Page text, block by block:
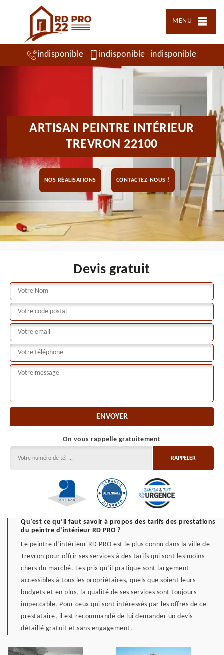
MENU
indisponible indisponible indisponible
ARTISAN PEINTRE INTÉRIEUR
TREVRON 22100
NOS RÉALISATIONS CONTACTEZ-NOUS !
Devis gratuit
On vous rappelle gratuitement
Qu’est ce qu’il faut savoir à propos des tarifs des prestations
du peintre d’intérieur RD PRO ?
Le peintre d’intérieur RD PRO est le plus connu dans la ville de
Trevron pour offrir ses services à des tarifs qui sont les moins
chers du marché. Les prix qu’il pratique sont largement
accessibles à tous les propriétaires, quels que soient leurs
budgets et en plus, la qualité de ses services sont toujours
impeccable. Pour ceux qui sont intéressés par les offres de ce
prestataire, il est recommandé de lui demander un devis
détaillé gratuit et sans engagement.